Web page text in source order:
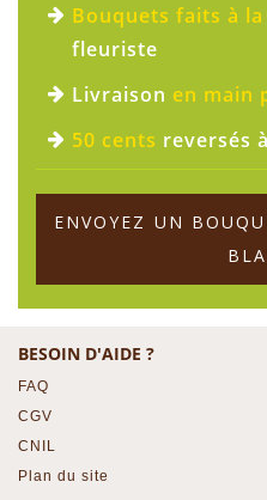
Bouquets faits à la
fleuriste
Livraison en main
50 cents reversés
ENVOYEZ UN
BESOIN D'AIDE ?
FAQ
CGV
CNIL
Plan du site